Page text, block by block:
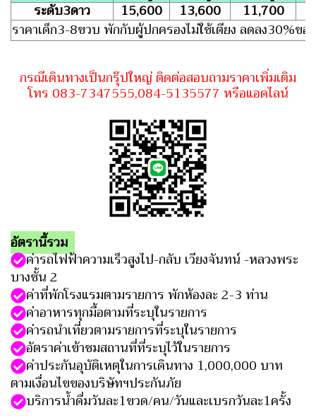
ระดับ3ดาว
15,600 13,600
11,700
ราคาเด็ก3-8ขวบ พักกับผู้ปกครองไม่ใช้เตียง ลดลง30%ข
กรณีเดินทางเป็นกรุ๊ปใหญ่ ติดต่อสอบถามราคาเพิ่มเติม
โทร 083-7347555,084-5135577 หรือแอดไลน์
อัตรานี้รวม
ค่ารถไฟฟ้าความเร็วสูงไป-กลับ เวียงจันทน์ -หลวงพระ
บางชั้น 2
ค่าที่พักโรงแรมตามรายการ พักห้องละ 2-3 ท่าน
ค่าอาหารทุกมื้อตามที่ระบุในรายการ
ค่ารถนำเที่ยวตามรายการที่ระบุในรายการ
อัตราค่าเข้าชมสถานที่ที่ระบุไว้ในรายการ
ค่าประกันอุบัติเหตุในการเดินทาง 1,000,000 บาท
ตามเงื่อนไขของบริษัทฯประกันภัย
บริการน้ำดื่มวันละ1ขวด/คน/วันและเบรกวันละ1ครั้ง